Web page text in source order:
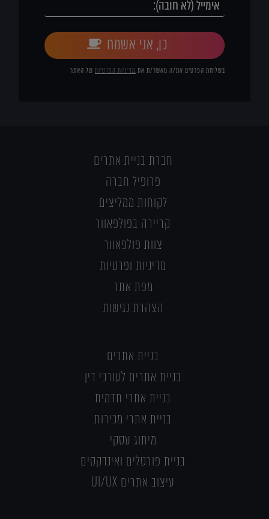
כן, אני אשמח
בשליחת הפרטים את/ה מאשר/ת את מדיניות הפרטיותשל האתר
חברת בניית אתרים
פרופיל חברה
לקוחות ממליצים
קריירה בפולפאוור
צוות פולפאוור
מדיניות ופרטיות
מפת אתר
הצהרת נגישות
בניית אתרים
בניית אתרים לעורכי דין
בניית אתרי תדמית
בניית אתרי מכירות
מיתוג עסקי
בניית פורטלים ואינדקסים
עיצוב אתרים UI/UX